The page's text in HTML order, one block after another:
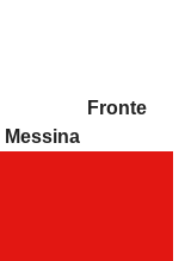
Fronte
Messina